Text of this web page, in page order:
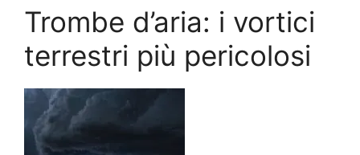
Trombe d’aria: i vortici
terrestri più pericolosi